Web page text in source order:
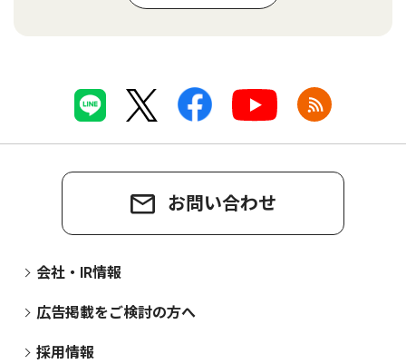
お問い合わせ
会社・IR情報
広告掲載をご検討の方へ
採用情報